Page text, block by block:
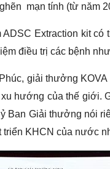
mạn tính (từ năm
ADSC Extraction kit
điều trị các bệnh
giải thưởng
xu hướng của thế giới.
Ban Giải thưởng nói
triển KHCN của nước